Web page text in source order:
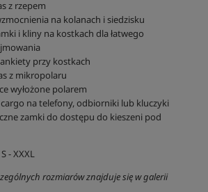
z rzepem
na kolanach i siedzisku
i kliny na kostkach dla łatwego
przy kostkach
z mikropolaru
wyłożone polarem
cargo na telefony, odbiorniki lub kluczyki
zamki do dostępu do kieszeni pod
S - XXXL
rozmiarów znajduje się w galerii